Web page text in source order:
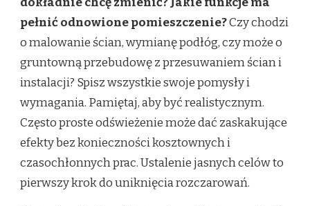
pełnić odnowione pomieszczenie?Czy chodzi
o malowanie ścian, wymianę podłóg, czy może o
gruntowną przebudowę z przesuwaniem ścian i
instalacji? Spisz wszystkie swoje pomysły i
wymagania. Pamiętaj, aby być realistycznym.
Często proste odświeżenie może dać zaskakujące
efekty bez konieczności kosztownych i
czasochłonnych prac. Ustalenie jasnych celów to
pierwszy krok do uniknięcia rozczarowań.